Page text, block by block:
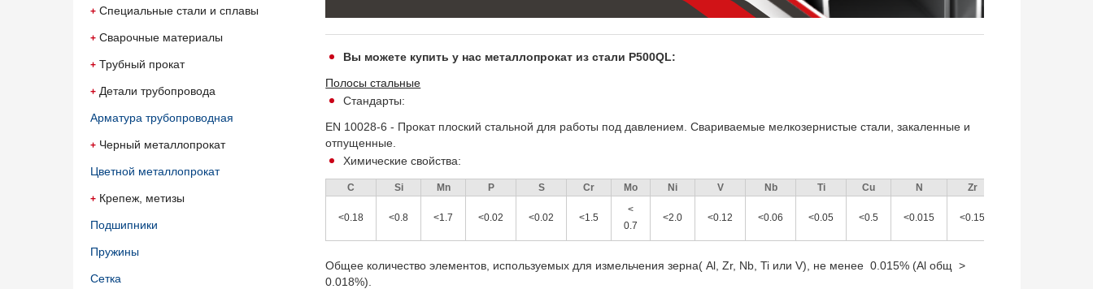
Специальные стали и сплавы
Сварочные материалы
Трубный прокат
Детали трубопровода
Арматура трубопроводная
Черный металлопрокат
Цветной металлопрокат
Крепеж, метизы
Подшипники
Пружины
Сетка
Вы можете купить у нас металлопрокат из стали P500QL:
Полосы стальные
Стандарты:
EN 10028-6 - Прокат плоский стальной для работы под давлением. Свариваемые мелкозернистые стали, закаленные и
отпущенные.
Химические свойства:
С Si Mn P S Сr Mo Ni V Nb Ti Сu N Zr
<0.18 <0.8 <1.7 <0.02 <0.02 <1.5
<
0.7
<2.0 <0.12 <0.06 <0.05 <0.5 <0.015 <0.15
Общее количество элементов, используемых для измельчения зерна( Al, Zr, Nb, Ti или V), не менее 0.015% (Al общ >
0.018%).